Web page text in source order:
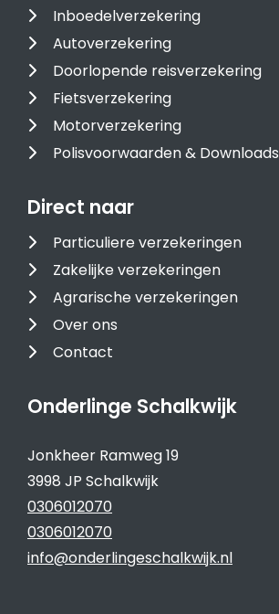
Inboedelverzekering
Autoverzekering
Doorlopende reisverzekering
Fietsverzekering
Motorverzekering
Polisvoorwaarden & Downloads
Direct naar
Particuliere verzekeringen
Zakelijke verzekeringen
Agrarische verzekeringen
Over ons
Contact
Onderlinge Schalkwijk
Jonkheer Ramweg 19
3998 JP Schalkwijk
0306012070
0306012070
info@onderlingeschalkwijk.nl